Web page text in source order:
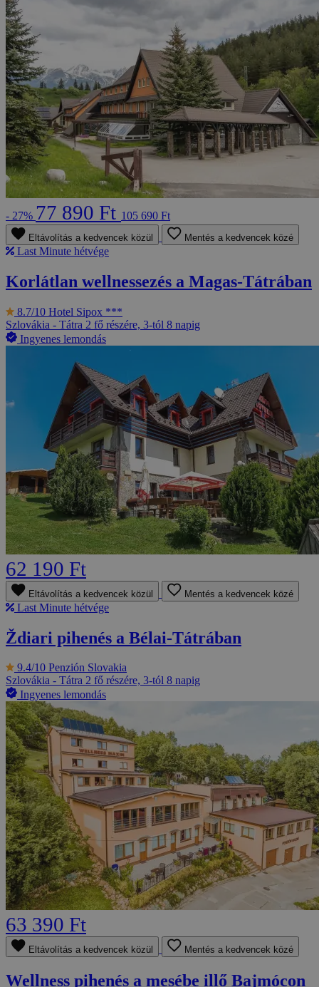
- 27% 77 890 Ft 105 690 Ft
Eltávolítás a kedvencek közül Mentés a kedvencek közé
Last Minute hétvége
Korlátlan wellnessezés a Magas-Tátrában
8.7/10 Hotel Sipox ***
Szlovákia - Tátra 2 fő részére, 3-tól 8 napig
Ingyenes lemondás
62 190 Ft
Eltávolítás a kedvencek közül Mentés a kedvencek közé
Last Minute hétvége
Ždiari pihenés a Bélai-Tátrában
9.4/10 Penzión Slovakia
Szlovákia - Tátra 2 fő részére, 3-tól 8 napig
Ingyenes lemondás
63 390 Ft
Eltávolítás a kedvencek közül Mentés a kedvencek közé
Wellness pihenés a mesébe illő Bajmócon